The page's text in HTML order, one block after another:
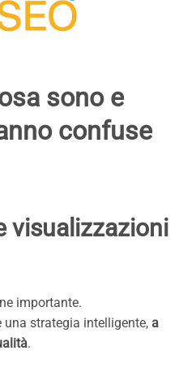
sono e
confuse
visualizzazioni
importante.
una strategia intelligente, a
.